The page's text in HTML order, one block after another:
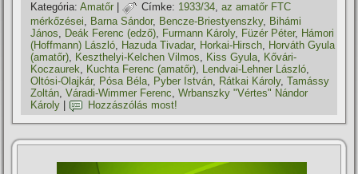
Kategória: Amatőr | Címke: 1933/34,az amatőr FTC
mérkőzései, Barna Sándor, Bencze-Briestyenszky, Bihámi
János, Deák Ferenc (edző), Furmann Károly, Füzér Péter, Hámori
(Hoffmann) László, Hazuda Tivadar, Horkai-Hirsch, Horváth Gyula
(amatőr), Keszthelyi-Kelchen Vilmos, Kiss Gyula, Kővári-
Koczaurek, Kuchta Ferenc (amatőr), Lendvai-Lehner László,
Oltósi-Olajkár, Pósa Béla, Pyber István, Rátkai Károly,Tamássy
Zoltán,Váradi-Wimmer Ferenc,Wrbanszky "Vértes" Nándor
Károly
Hozzászólás most!